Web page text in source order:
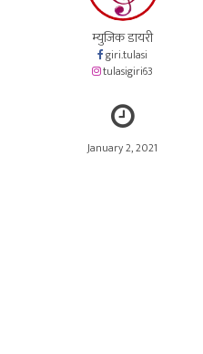
म्युजिक डायरी
giri.tulasi
tulasigiri63
January 2, 2021